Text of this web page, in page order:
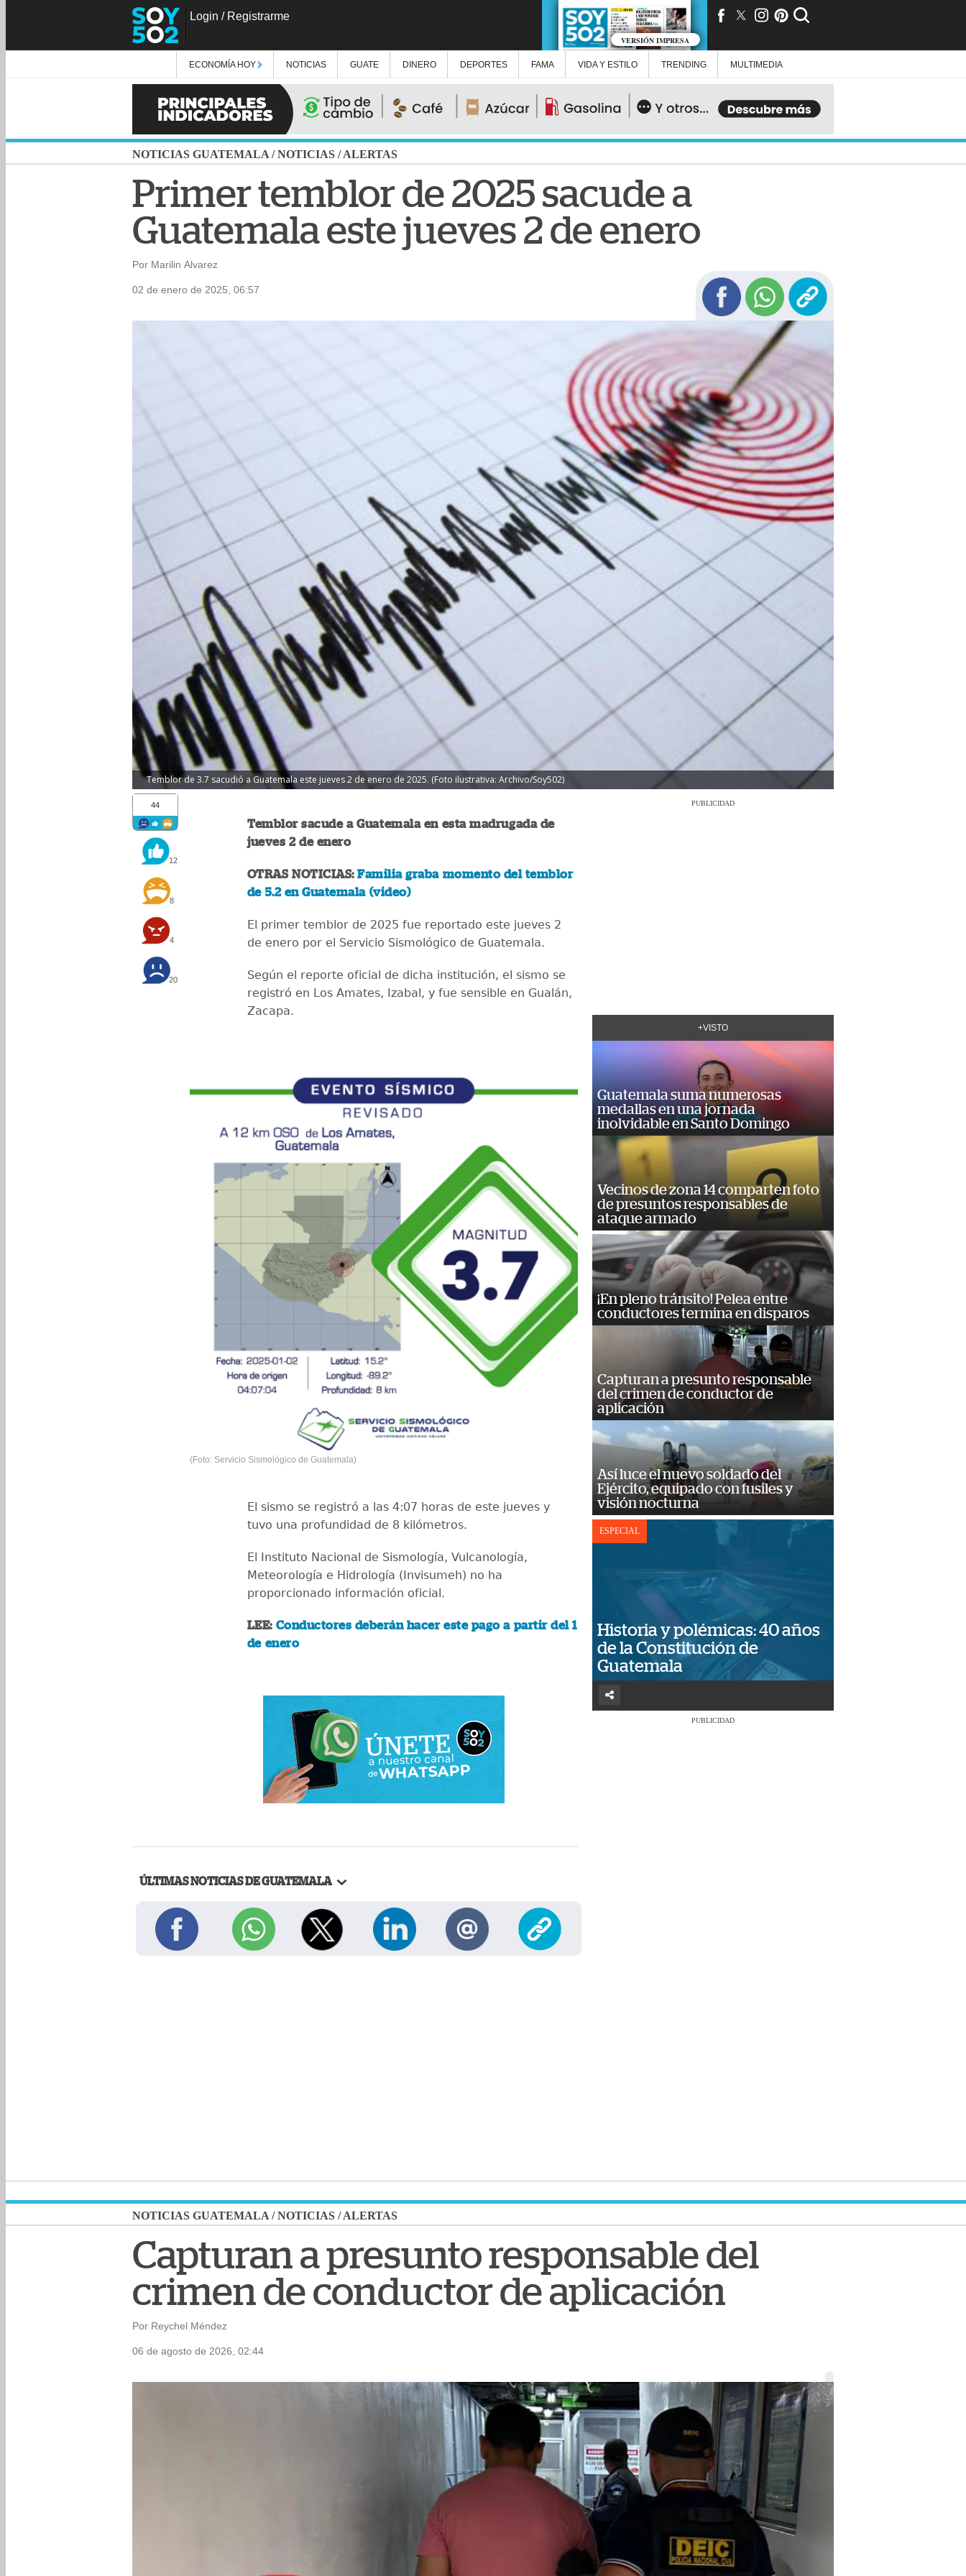
Login / Registrarme
VERSIÓN IMPRESA
ECONOMÍA HOY NOTICIAS GUATE DINERO DEPORTES FAMA VIDA Y ESTILO TRENDING MULTIMEDIA
NOTICIAS GUATEMALA /NOTICIAS /ALERTAS
Primer temblor de 2025 sacude a
Guatemala este jueves 2 de enero
Por Marilin Alvarez
02 de enero de 2025, 06:57
Temblor de 3.7 sacudió a Guatemala este jueves 2 de enero de 2025. (Foto ilustrativa: Archivo/Soy502)
44
12
8
4
20
Temblor sacude a Guatemala en esta madrugada de
jueves 2 de enero
OTRAS NOTICIAS:Familia graba momento del temblor
de 5.2 en Guatemala (video)
El primer temblor de 2025 fue reportado este jueves 2
de enero por el Servicio Sismológico de Guatemala.
Según el reporte oficial de dicha institución, el sismo se
registró en Los Amates, Izabal, y fue sensible en Gualán,
Zacapa.
(Foto: Servicio Sismológico de Guatemala)
El sismo se registró a las 4:07 horas de este jueves y
tuvo una profundidad de 8 kilómetros.
El Instituto Nacional de Sismología, Vulcanología,
Meteorología e Hidrología (Invisumeh) no ha
proporcionado información oficial.
LEE: Conductores deberán hacer este pago a partir del 1
de enero
ÚLTIMAS NOTICIAS DE GUATEMALA
PUBLICIDAD
+VISTO
Guatemala suma numerosas
medallas en una jornada
inolvidable en Santo Domingo
Vecinos de zona 14 comparten foto
de presuntos responsables de
ataque armado
¡En pleno tránsito! Pelea entre
conductores termina en disparos
Capturan a presunto responsable
del crimen de conductor de
aplicación
Así luce el nuevo soldado del
Ejército, equipado con fusiles y
visión nocturna
ESPECIAL
Historia y polémicas: 40 años
de la Constitución de
Guatemala
PUBLICIDAD
NOTICIAS GUATEMALA /NOTICIAS /ALERTAS
Capturan a presunto responsable del
crimen de conductor de aplicación
Por Reychel Méndez
06 de agosto de 2026, 02:44